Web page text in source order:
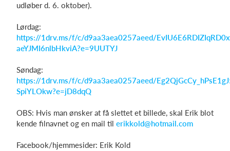
udløber d. 6. oktober).
Lørdag:
https://1drv.ms/f/c/d9aa3aea0257aeed/
aeYJMI6nlbHkviA?e=9UUTYJ
Søndag:
https://1drv.ms/f/c/d9aa3aea0257aeed/
SpiYLOkw?e=jD8dqQ
OBS: Hvis man ønsker at få slettet et billede, skal Erik blot
kende filnavnet og en mail til erikkold@hotmail.com
Facebook/hjemmesider: Erik Kold